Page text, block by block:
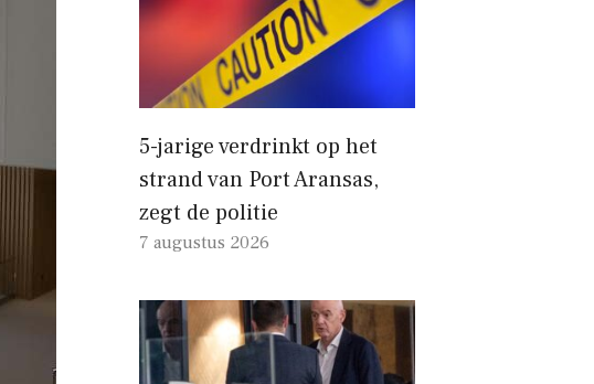
5-jarige verdrinkt op het
strand van Port Aransas,
zegt de politie
7 augustus 2026